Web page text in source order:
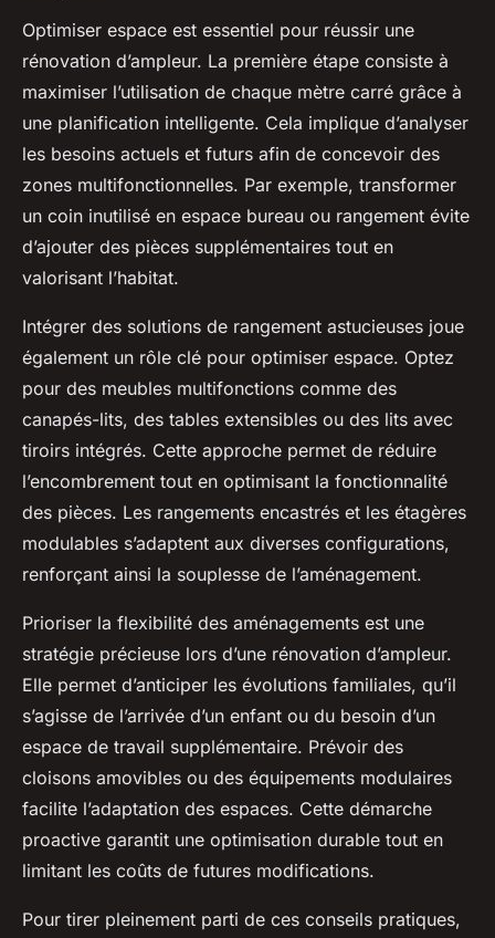
Optimiser espace est essentiel pour réussir une
rénovation d’ampleur. La première étape consiste à
maximiser l’utilisation de chaque mètre carré grâce à
une planification intelligente. Cela implique d’analyser
les besoins actuels et futurs afin de concevoir des
zones multifonctionnelles. Par exemple, transformer
un coin inutilisé en espace bureau ou rangement évite
d’ajouter des pièces supplémentaires tout en
valorisant l’habitat.
Intégrer des solutions de rangement astucieuses joue
également un rôle clé pour optimiser espace. Optez
pour des meubles multifonctions comme des
canapés-lits, des tables extensibles ou des lits avec
tiroirs intégrés. Cette approche permet de réduire
l’encombrement tout en optimisant la fonctionnalité
des pièces. Les rangements encastrés et les étagères
modulables s’adaptent aux diverses configurations,
renforçant ainsi la souplesse de l’aménagement.
Prioriser la flexibilité des aménagements est une
stratégie précieuse lors d’une rénovation d’ampleur.
Elle permet d’anticiper les évolutions familiales, qu’il
s’agisse de l’arrivée d’un enfant ou du besoin d’un
espace de travail supplémentaire. Prévoir des
cloisons amovibles ou des équipements modulaires
facilite l’adaptation des espaces. Cette démarche
proactive garantit une optimisation durable tout en
limitant les coûts de futures modifications.
Pour tirer pleinement parti de ces conseils pratiques,